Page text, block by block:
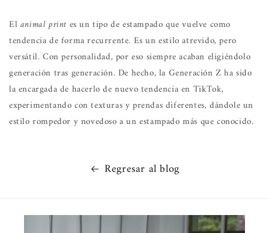
Elanimal print es un tipo de estampado que vuelve como
tendencia de forma recurrente. Es un estilo atrevido, pero
versátil. Con personalidad, por eso siempre acaban eligiéndolo
generación tras generación. De hecho, la Generación Z ha sido
la encargada de hacerlo de nuevo tendencia en TikTok,
experimentando con texturas y prendas diferentes, dándole un
estilo rompedor y novedoso a un estampado más que conocido.
Regresar al blog